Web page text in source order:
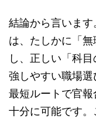
結論から言いま
は、たしかに「
し、正しい「科
強しやすい職場
最短ルートで官
十分に可能です